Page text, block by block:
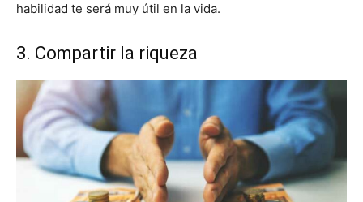
habilidad te será muy útil en la vida.
3. Compartir la riqueza